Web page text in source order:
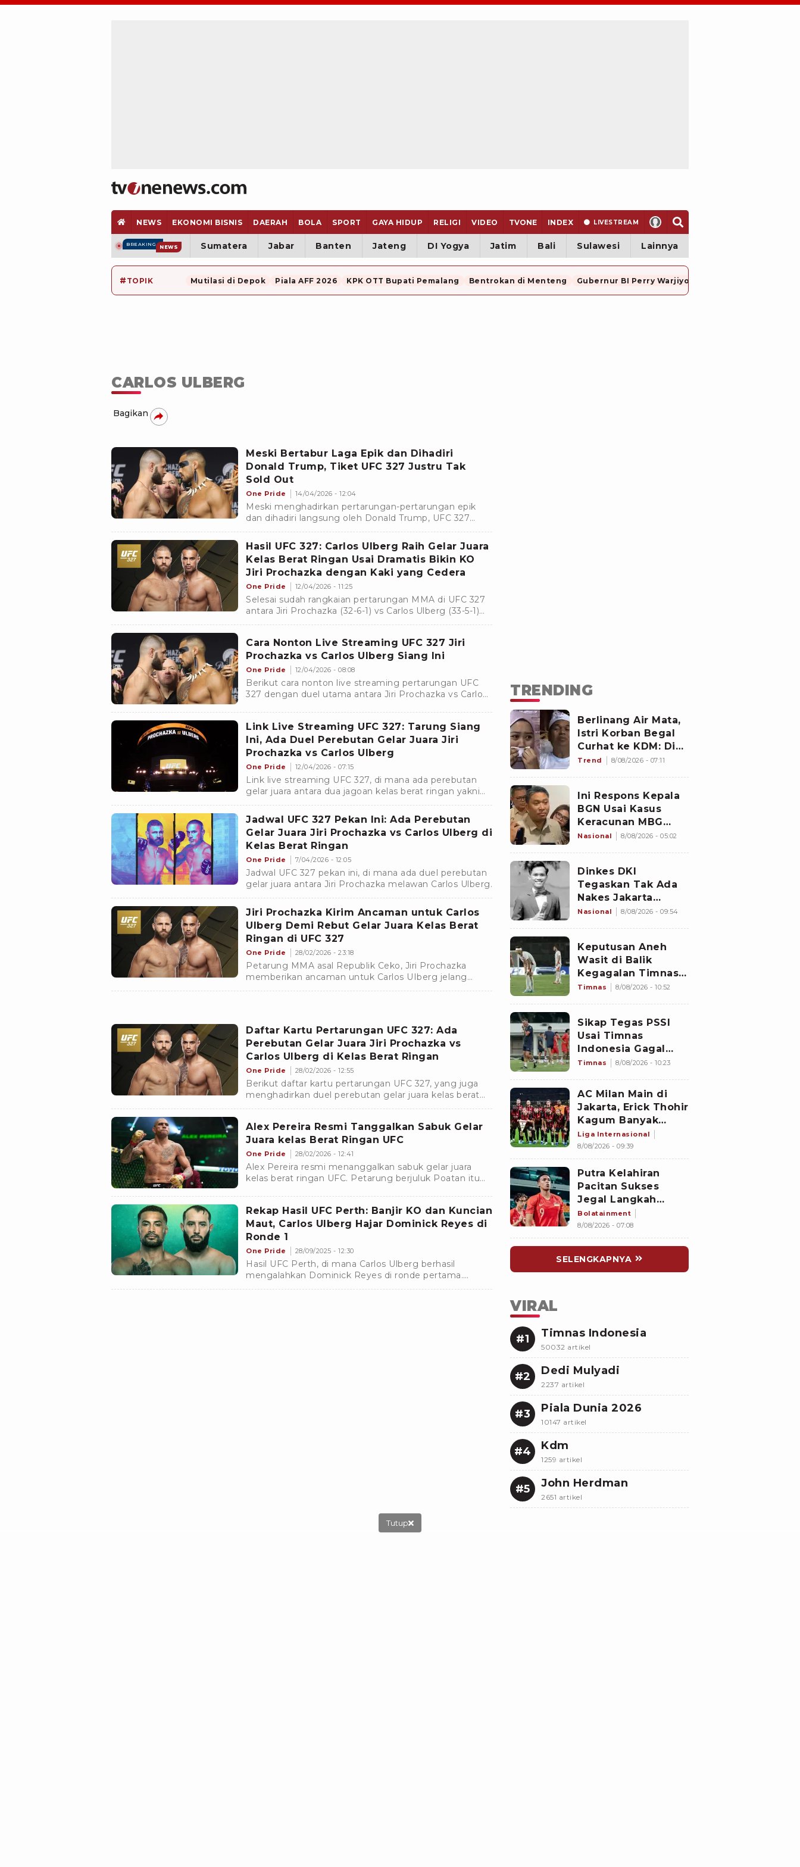
NEWS EKONOMI BISNIS DAERAH BOLA SPORT GAYA HIDUP RELIGI VIDEO TVONE INDEX LIVESTREAM
BREAKING NEWS Sumatera Jabar Banten Jateng DI Yogya Jatim Bali Sulawesi Lainnya
# TOPIK Mutilasi di Depok Piala AFF 2026 KPK OTT Bupati Pemalang Bentrokan di Menteng Gubernur BI Perry Warjiyo Mundur
CARLOS ULBERG
Bagikan
Meski Bertabur Laga Epik dan Dihadiri
Donald Trump, Tiket UFC 327 Justru Tak
Sold Out
One Pride 14/04/2026 - 12:04
Meski menghadirkan pertarungan-pertarungan epik
dan dihadiri langsung oleh Donald Trump, UFC 327
justru tidak mencapai status sold out, disorot Henry
Cejudo.
Hasil UFC 327: Carlos Ulberg Raih Gelar Juara
Kelas Berat Ringan Usai Dramatis Bikin KO
Jiri Prochazka dengan Kaki yang Cedera
One Pride 12/04/2026 - 11:25
Selesai sudah rangkaian pertarungan MMA di UFC 327
antara Jiri Prochazka (32-6-1) vs Carlos Ulberg (33-5-1)
yang digelar di Kaseya Center, Amerika Serikat pada
Cara Nonton Live Streaming UFC 327 Jiri
Prochazka vs Carlos Ulberg Siang Ini
One Pride 12/04/2026 - 08:08
Berikut cara nonton live streaming pertarungan UFC
327 dengan duel utama antara Jiri Prochazka vs Carlos
Link Live Streaming UFC 327: Tarung Siang
Ini, Ada Duel Perebutan Gelar Juara Jiri
Prochazka vs Carlos Ulberg
One Pride 12/04/2026 - 07:15
Link live streaming UFC 327, di mana ada perebutan
gelar juara antara dua jagoan kelas berat ringan yakni
Jiri Prochazka vs Carlos Ulberg.
Jadwal UFC 327 Pekan Ini: Ada Perebutan
Gelar Juara Jiri Prochazka vs Carlos Ulberg di
Kelas Berat Ringan
One Pride 7/04/2026 - 12:05
Jadwal UFC 327 pekan ini, di mana ada duel perebutan
gelar juara antara Jiri Prochazka melawan Carlos Ulberg.
Jiri Prochazka Kirim Ancaman untuk Carlos
Ulberg Demi Rebut Gelar Juara Kelas Berat
Ringan di UFC 327
One Pride 28/02/2026 - 23:18
Petarung MMA asal Republik Ceko, Jiri Prochazka
memberikan ancaman untuk Carlos UIberg jelang
pertarungan keduanya diperebutan gelar juara kelas
Daftar Kartu Pertarungan UFC 327: Ada
Perebutan Gelar Juara Jiri Prochazka vs
Carlos Ulberg di Kelas Berat Ringan
One Pride 28/02/2026 - 12:55
Berikut daftar kartu pertarungan UFC 327, yang juga
menghadirkan duel perebutan gelar juara kelas berat
ringan antara Jiri Prochazka vs Carlos Ulberg.
Alex Pereira Resmi Tanggalkan Sabuk Gelar
Juara kelas Berat Ringan UFC
One Pride 28/02/2026 - 12:41
Alex Pereira resmi menanggalkan sabuk gelar juara
kelas berat ringan UFC. Petarung berjuluk Poatan itu
Rekap Hasil UFC Perth: Banjir KO dan Kuncian
Maut, Carlos Ulberg Hajar Dominick Reyes di
Ronde 1
One Pride 28/09/2025 - 12:30
Hasil UFC Perth, di mana Carlos Ulberg berhasil
mengalahkan Dominick Reyes di ronde pertama.
Jalannya pertarungan juga dibanjiri dengan hasil
TRENDING
Berlinang Air Mata,
Istri Korban Begal
Curhat ke KDM: Dia
Abis Shalat Tahajud
Trend 8/08/2026 - 07:11
Ini Respons Kepala
BGN Usai Kasus
Keracunan MBG
Kembali Terjadi
Nasional 8/08/2026 - 05:02
Dinkes DKI
Tegaskan Tak Ada
Nakes Jakarta
Mencibir Curhatan
Nasional 8/08/2026 - 09:54
Keputusan Aneh
Wasit di Balik
Kegagalan Timnas
Indonesia Lolos
Singapura dan
Rugikan Garuda
Timnas 8/08/2026 - 10:52
Sikap Tegas PSSI
Usai Timnas
Indonesia Gagal
Lolos Semifinal
Ajang Selanjutnya
Jadi Pembuktian
Garuda
Timnas 8/08/2026 - 10:23
AC Milan Main di
Jakarta, Erick Thohir
Kagum Banyak
Klub-klub Dunia
Pilih Indonesia
untuk Gelar
Pramusim:
Dampaknya Positif
Liga Internasional
8/08/2026 - 09:39
Putra Kelahiran
Pacitan Sukses
Jegal Langkah
Timnas Indonesia
ke Semifinal Piala
AFF 2026
Bolatainment
8/08/2026 - 07:08
SELENGKAPNYA
VIRAL
#1 Timnas Indonesia
50032 artikel
#2 Dedi Mulyadi
2237 artikel
#3 Piala Dunia 2026
10147 artikel
#4 Kdm
1259 artikel
#5 John Herdman
2651 artikel
Tutup